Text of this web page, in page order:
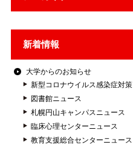
新着情報
大学からのお知らせ
新型コロナウイルス感染症対策
図書館ニュース
札幌円山キャンパスニュース
臨床心理センターニュース
教育支援総合センターニュース